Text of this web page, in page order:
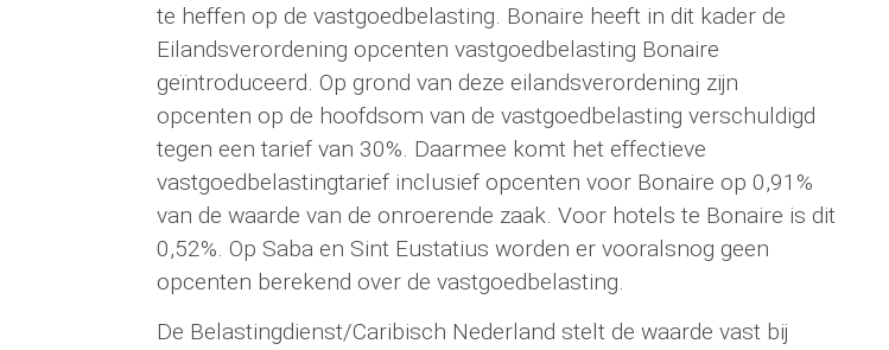
te heffen op de vastgoedbelasting. Bonaire heeft in dit kader de
Eilandsverordening opcenten vastgoedbelasting Bonaire
geïntroduceerd. Op grond van deze eilandsverordening zijn
opcenten op de hoofdsom van de vastgoedbelasting verschuldigd
tegen een tarief van 30%. Daarmee komt het effectieve
vastgoedbelastingtarief inclusief opcenten voor Bonaire op 0,91%
van de waarde van de onroerende zaak. Voor hotels te Bonaire is dit
0,52%. Op Saba en Sint Eustatius worden er vooralsnog geen
opcenten berekend over de vastgoedbelasting.
De Belastingdienst/Caribisch Nederland stelt de waarde vast bij